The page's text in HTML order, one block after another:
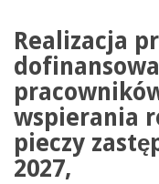
Realizacja
wspierania
pieczy
2027,